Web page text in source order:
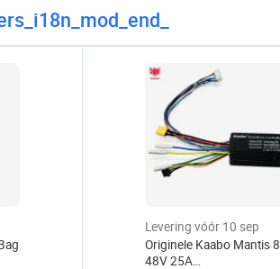
Levering vóór 10 sep
Originele Kaabo Mantis 8
48V 25A